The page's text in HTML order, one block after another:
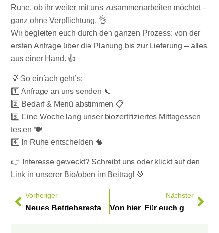
Ruhe, ob ihr weiter mit uns zusammenarbeiten möchtet –
ganz ohne Verpflichtung. 👌
Wir begleiten euch durch den ganzen Prozess: von der
ersten Anfrage über die Planung bis zur Lieferung – alles
aus einer Hand. 👍
💡 So einfach geht’s:
1️⃣ Anfrage an uns senden 📞
2️⃣ Bedarf & Menü abstimmen 📋
3️⃣ Eine Woche lang unser biozertifiziertes Mittagessen
testen 🍽️
4️⃣ In Ruhe entscheiden 🧠
👉 Interesse geweckt? Schreibt uns oder klickt auf den
Link in unserer Bio/oben im Beitrag! 💚
Vorheriger
Neues Betriebsrestaurant „SteuerBAR“ in Bremen
Nächster
Von hier. Für euch gekocht.